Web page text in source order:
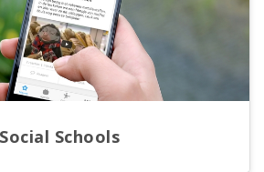
Social Schools